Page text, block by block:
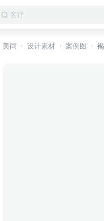
客厅
美间 设计素材 案例图